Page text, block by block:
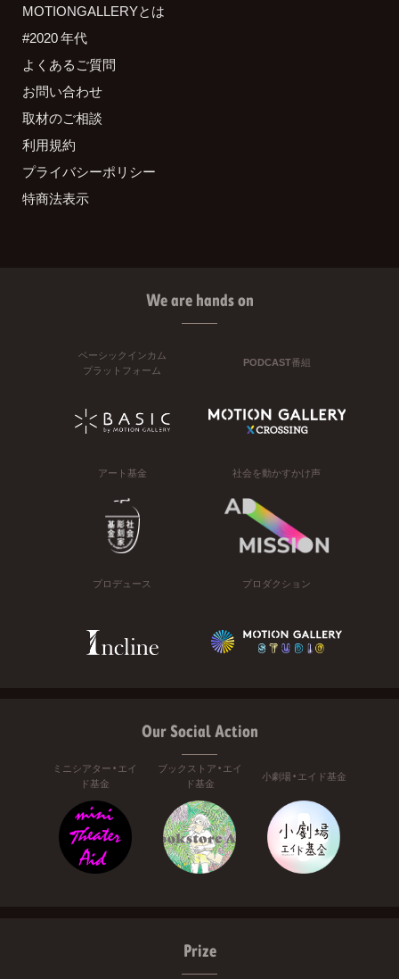
MOTIONGALLERYとは
#2020 年代
よくあるご質問
お問い合わせ
取材のご相談
利用規約
プライバシーポリシー
特商法表示
We are hands on
ベーシックインカム
プラットフォーム
PODCAST番組
アート基金 社会を動かすかけ声
プロデュース プロダクション
Our Social Action
ミニシアター・エイ
ド基金
ブックストア・エイ
ド基金
小劇場・エイド基金
Prize